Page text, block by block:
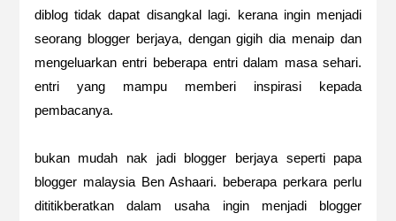
diblog tidak dapat disangkal lagi. kerana ingin menjadi
seorang blogger berjaya, dengan gigih dia menaip dan
mengeluarkan entri beberapa entri dalam masa sehari.
entri yang mampu memberi inspirasi kepada
pembacanya.
bukan mudah nak jadi blogger berjaya seperti papa
blogger malaysia Ben Ashaari. beberapa perkara perlu
dititikberatkan dalam usaha ingin menjadi blogger